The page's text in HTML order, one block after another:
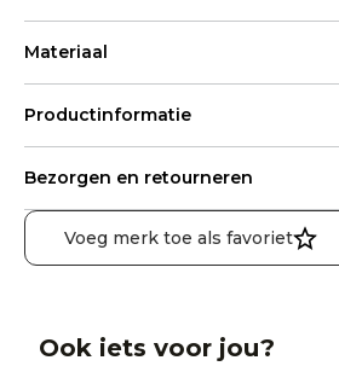
Materiaal
Productinformatie
Bezorgen en retourneren
Voeg merk toe als favoriet
Ook iets voor jou?